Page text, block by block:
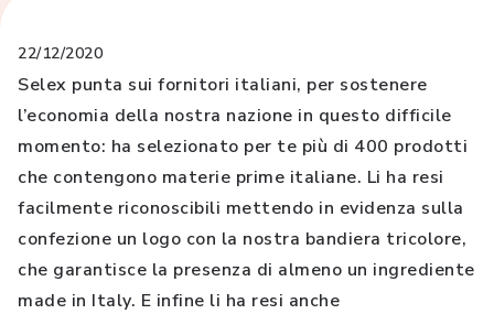
22/12/2020
Selex punta sui fornitori italiani, per sostenere
l’economia della nostra nazione in questo difficile
momento: ha selezionato per te più di 400 prodotti
che contengono materie prime italiane. Li ha resi
facilmente riconoscibili mettendo in evidenza sulla
confezione un logo con la nostra bandiera tricolore,
che garantisce la presenza di almeno un ingrediente
made in Italy. E infine li ha resi anche